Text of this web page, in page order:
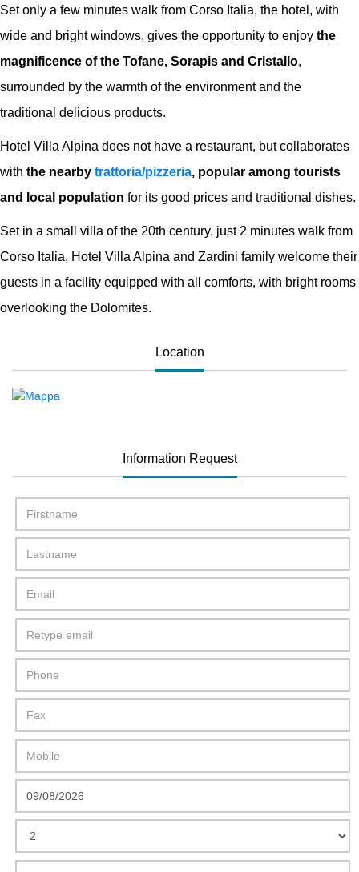
Set only a few minutes walk from Corso Italia, the hotel, with
wide and bright windows, gives the opportunity to enjoy the
magnificence of the Tofane, Sorapis and Cristallo,
surrounded by the warmth of the environment and the
traditional delicious products.
Hotel Villa Alpina does not have a restaurant, but collaborates
with the nearby trattoria/pizzeria, popular among tourists
and local population for its good prices and traditional dishes.
Set in a small villa of the 20th century, just 2 minutes walk from
Corso Italia, Hotel Villa Alpina and Zardini family welcome their
guests in a facility equipped with all comforts, with bright rooms
overlooking the Dolomites.
Location
Information Request